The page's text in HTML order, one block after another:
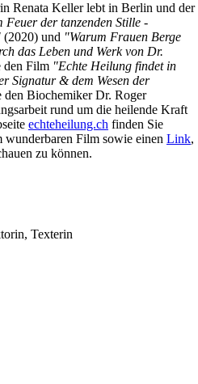
Renata Keller lebt in Berlin und der
Feuer der tanzenden Stille -
(2020) und "Warum Frauen Berge
das Leben und Werk von Dr.
den Film "Echte Heilung findet in
Signatur & dem Wesen der
den Biochemiker Dr. Roger
rund um die heilende Kraft
echteheilung.ch finden Sie
wunderbaren Film sowie einen Link,
zu können.